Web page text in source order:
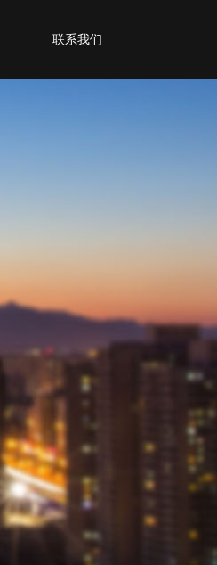
联系我们